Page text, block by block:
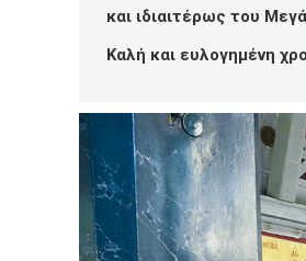
και ιδιαιτέρως του
Καλή και ευλογημένη